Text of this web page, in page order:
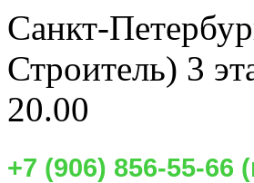
Санкт-
Строитель) 3
20.00
+7 (906) 856-55-